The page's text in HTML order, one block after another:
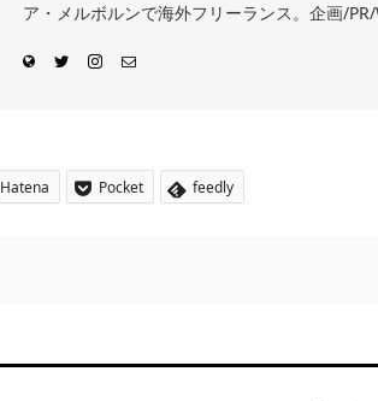
ア・メルボルンで海外フリーランス。企画/
Hatena Pocket feedly